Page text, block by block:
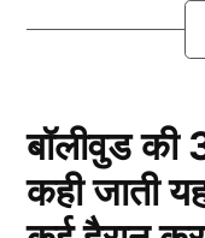
मिली हार के बाद
सकते हैं, तो आइए
अभिमन्यु ईश्वरन
बॉलीवुड की
कही जाती